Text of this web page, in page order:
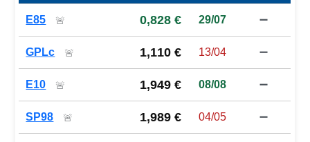
E85 🚨 0,828 € 29/07 ➖
GPLc 🚨 1,110 € 13/04 ➖
E10 🚨 1,949 € 08/08 ➖
SP98 🚨 1,989 € 04/05 ➖